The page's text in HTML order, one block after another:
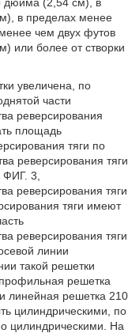
в пределах менее
чем двух футов
или более от створки
увеличена, по
части
реверсирования
площадь
тяги по
реверсирования тяги
3,
реверсирования тяги
тяги имеют
реверсирования тяги
линии
такой решетки
решетка
линейная решетка 210
цилиндрическими, по
цилиндрическими. На